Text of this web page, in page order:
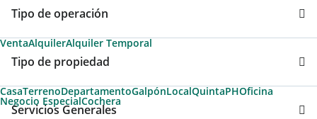
Tipo de operación
VentaAlquilerAlquiler Temporal
Tipo de propiedad
CasaTerrenoDepartamentoGalpónLocalQuintaPHOficina
Negocio EspecialCochera
Servicios Generales